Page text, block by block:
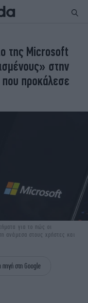
EDITION
OCEAN
της Microsoft
στην
προκάλεσε
για το πώς οι
ανάμεσα στους χρήστες και
στη Google